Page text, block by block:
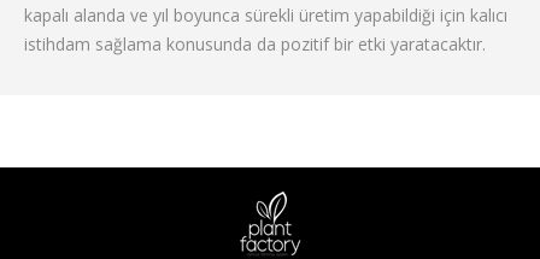
kapalı alanda ve yıl boyunca sürekli üretim yapabildiği için kalıcı
istihdam sağlama konusunda da pozitif bir etki yaratacaktır.